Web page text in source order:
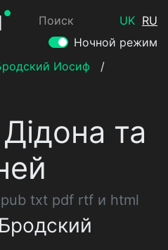
Поиск UK RU
Ночной режим
Иосиф
/
та
txt pdf rtf и html